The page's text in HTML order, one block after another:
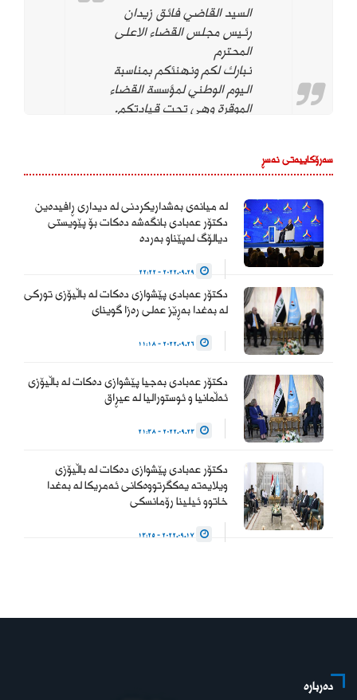
السيد القاضي فائق زيدان
رئيس مجلس القضاء الاعلى
المحترم
نبارك لكم ونهنئكم بمناسبة
اليوم الوطني لمؤسسة القضاء
الموقرة وهي تحت قيادتكم.
الديمقراطية والتداول السلمي
للسلطة والحفاظ على…
العبادي
(@HaiderAlAbadi)
سەرۆکاییەتی نەسڕ
لە میانەی بەشداریکردنی لە دیداری ڕافیدەین
دکتۆر عەبادی بانگەشە دەکات بۆ پێویستی
دیالۆگ لەپێناو بەردە
دکتۆر عەبادی پێشوازی دەکات لە باڵیۆزی تورکی
لە بەغدا بەڕێز عەلی رەزا گوینای
دکتۆر عەبادی بەجیا پێشوازی دەکات لە باڵیۆزی
ئەڵمانیا و ئوستورالیا لە عیڕاق
دکتۆر عەبادی پێشوازی دەکات لە باڵیۆزی
ویلایەتە یەکگرتووەکانی ئەمریکا لە بەغدا
خاتوو ئیلینا رۆمانسکی
دەربارە